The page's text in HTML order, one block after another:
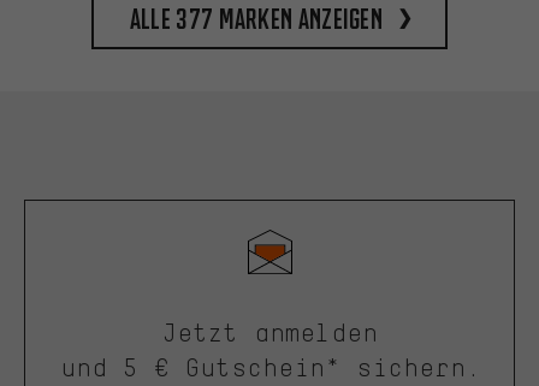
Alle 377 Marken anzeigen
Jetzt anmelden
und 5 € Gutschein* sichern.